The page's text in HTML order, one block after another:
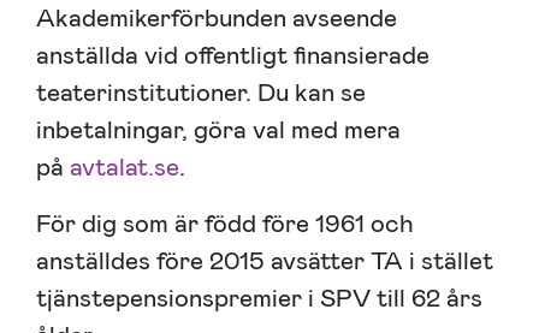
Akademikerförbunden avseende
anställda vid offentligt finansierade
teaterinstitutioner. Du kan se
inbetalningar, göra val med mera
på avtalat.se.
För dig som är född före 1961 och
anställdes före 2015 avsätter TA i stället
tjänstepensionspremier i SPV till 62 års